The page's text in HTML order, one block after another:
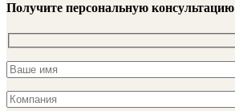
Получите персональную консультацию